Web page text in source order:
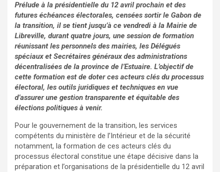
Prélude à la présidentielle du 12 avril prochain et des
futures échéances électorales, censées sortir le Gabon de
la transition, il se tient jusqu’à ce vendredi à la Mairie de
Libreville, durant quatre jours, une session de formation
réunissant les personnels des mairies, les Délégués
spéciaux et Secrétaires généraux des administrations
décentralisées de la province de l’Estuaire. L’objectif de
cette formation est de doter ces acteurs clés du processus
électoral, les outils juridiques et techniques en vue
d’assurer une gestion transparente et équitable des
élections politiques à venir.
Pour le gouvernement de la transition, les services
compétents du ministère de l’Intérieur et de la sécurité
notamment, la formation de ces acteurs clés du
processus électoral constitue une étape décisive dans la
préparation et l’organisations de la présidentielle du 12 avril